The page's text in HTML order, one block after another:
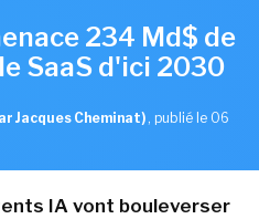
234 Md$ de
SaaS d'ici 2030
Jacques Cheminat) , publié le 06
IA vont bouleverser